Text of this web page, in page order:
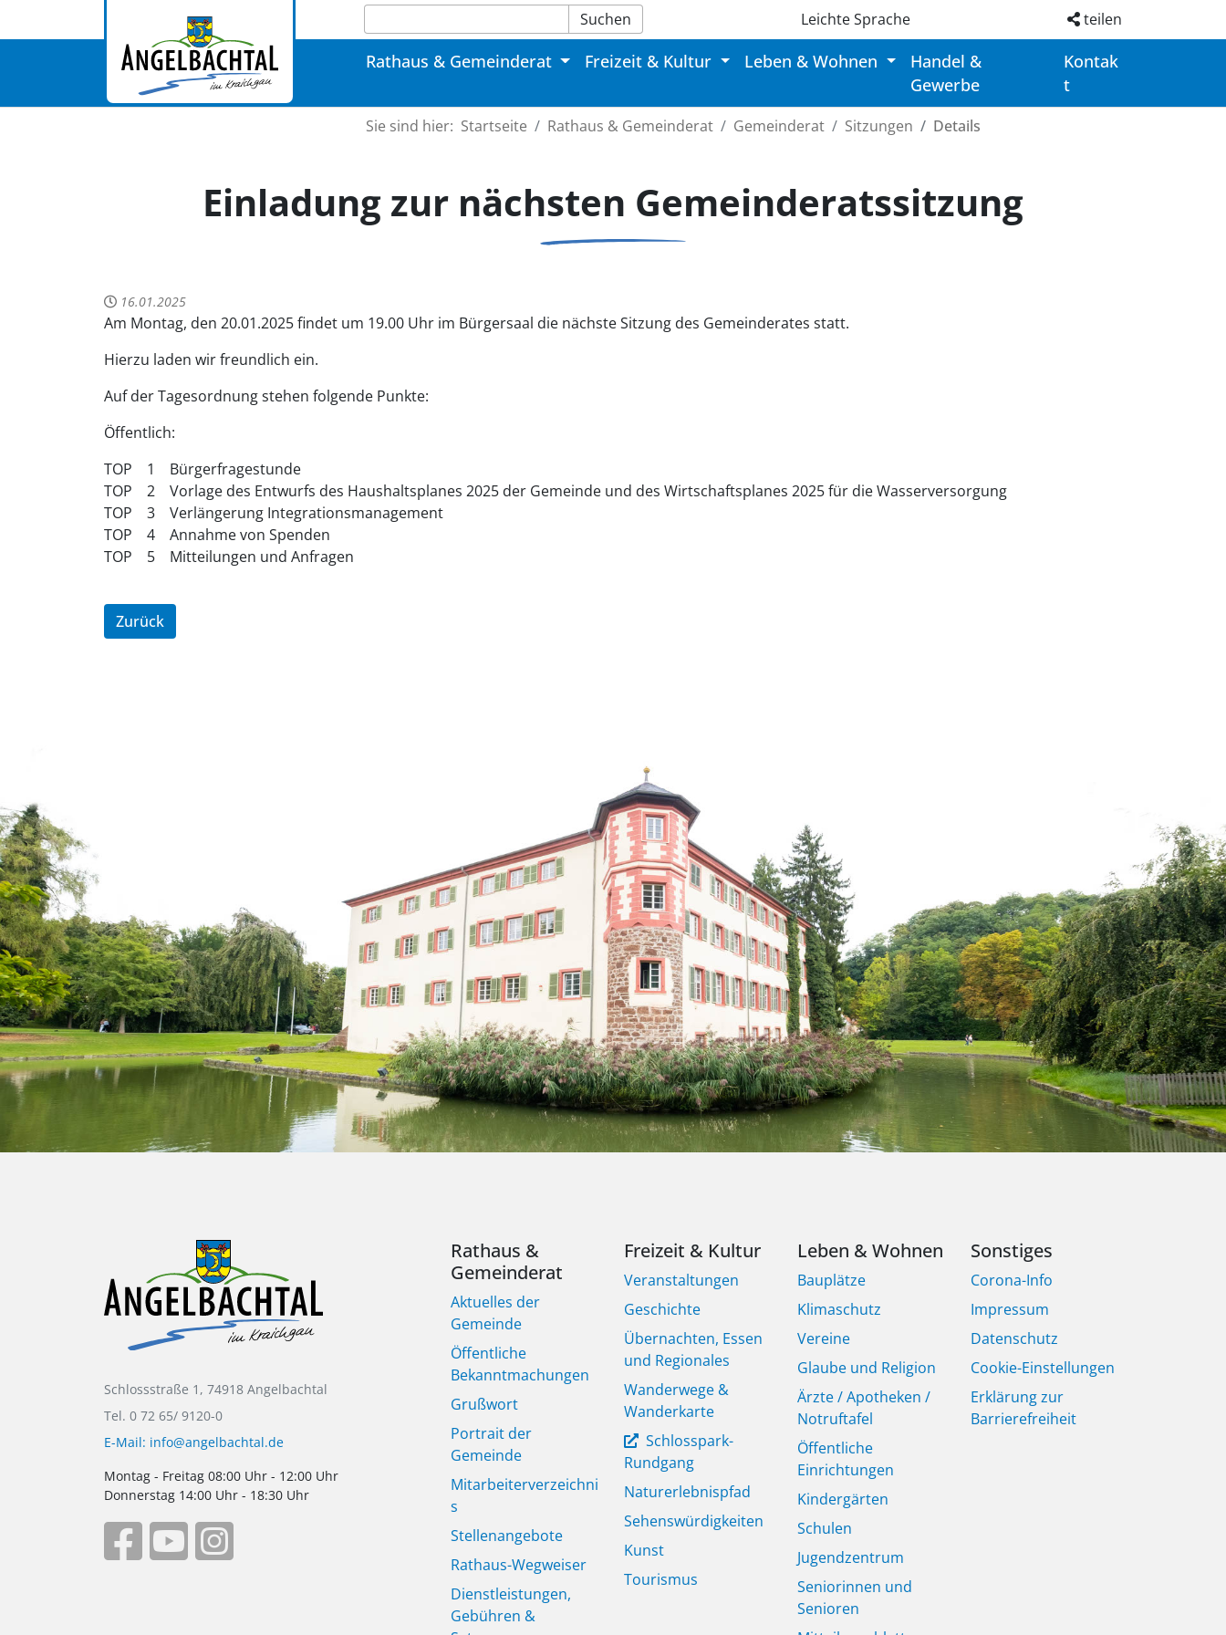
Suchen Leichte Sprache teilen
Rathaus & Gemeinderat Freizeit & Kultur Leben & Wohnen
Handel &
Gewerbe
Kontak
t
Sie sind hier: Startseite Rathaus & Gemeinderat Gemeinderat Sitzungen Details
Einladung zur nächsten Gemeinderatssitzung
16.01.2025
Am Montag, den 20.01.2025 findet um 19.00 Uhr im Bürgersaal die nächste Sitzung des Gemeinderates statt.
Hierzu laden wir freundlich ein.
Auf der Tagesordnung stehen folgende Punkte:
Öffentlich:
TOP 1 Bürgerfragestunde
TOP 2 Vorlage des Entwurfs des Haushaltsplanes 2025 der Gemeinde und des Wirtschaftsplanes 2025 für die Wasserversorgung
TOP 3 Verlängerung Integrationsmanagement
TOP 4 Annahme von Spenden
TOP 5 Mitteilungen und Anfragen
Zurück
Schlossstraße 1, 74918 Angelbachtal
Tel. 0 72 65/ 9120-0
E-Mail: info@angelbachtal.de
Montag - Freitag 08:00 Uhr - 12:00 Uhr
Donnerstag 14:00 Uhr - 18:30 Uhr
Rathaus &
Gemeinderat
Aktuelles der
Gemeinde
Öffentliche
Bekanntmachungen
Grußwort
Portrait der
Gemeinde
Mitarbeiterverzeichni
s
Stellenangebote
Rathaus-Wegweiser
Dienstleistungen,
Gebühren &
Freizeit & Kultur
Veranstaltungen
Geschichte
Übernachten, Essen
und Regionales
Wanderwege &
Wanderkarte
Schlosspark-
Rundgang
Naturerlebnispfad
Sehenswürdigkeiten
Kunst
Tourismus
Leben & Wohnen
Bauplätze
Klimaschutz
Vereine
Glaube und Religion
Ärzte / Apotheken /
Notruftafel
Öffentliche
Einrichtungen
Kindergärten
Schulen
Jugendzentrum
Seniorinnen und
Senioren
Sonstiges
Corona-Info
Impressum
Datenschutz
Cookie-Einstellungen
Erklärung zur
Barrierefreiheit